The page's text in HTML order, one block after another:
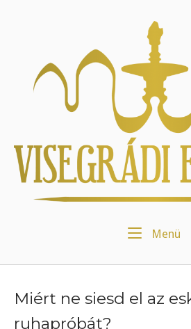
Menü
Miért ne siesd el az
ruhapróbát?